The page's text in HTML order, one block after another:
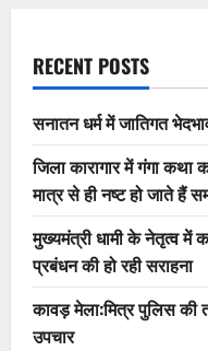
RECENT POSTS
सनातन धर्म में जातिगत
जिला कारागार में गंगा
मात्र से ही नष्ट हो जाते हैं
मुख्यमंत्री धामी के नेतृत्व में
प्रबंधन की हो रही सराहना
कावड़ मेला:मित्र पुलिस की
उपचार